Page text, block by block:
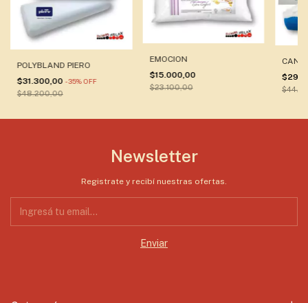
POLYBLAND PIERO
$31.300,00 -35%OFF
$48.200,00
EMOCION
$15.000,00
$23.100,00
Newsletter
Registrate y recibí nuestras ofertas.